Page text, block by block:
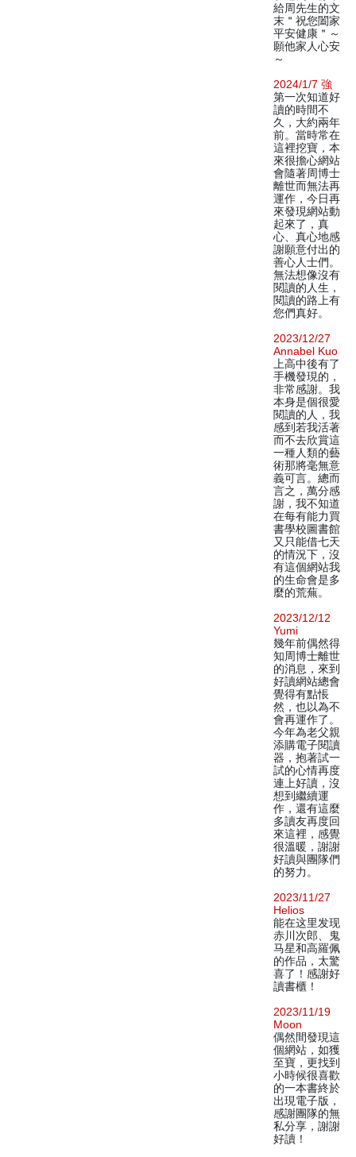
給周先生的文
末＂祝您闔家
平安健康＂～
願他家人心安
～
2024/1/7 強
第一次知道好
讀的時間不
久，大約兩年
前。當時常在
這裡挖寶，本
來很擔心網站
會隨著周博士
離世而無法再
運作，今日再
來發現網站動
起來了，真
心、真心地感
謝願意付出的
善心人士們。
無法想像沒有
閱讀的人生，
閱讀的路上有
您們真好。
2023/12/27
Annabel Kuo
上高中後有了
手機發現的，
非常感謝。我
本身是個很愛
閱讀的人，我
感到若我活著
而不去欣賞這
一種人類的藝
術那將毫無意
義可言。總而
言之，萬分感
謝，我不知道
在每有能力買
書學校圖書館
又只能借七天
的情況下，沒
有這個網站我
的生命會是多
麼的荒蕪。
2023/12/12
Yumi
幾年前偶然得
知周博士離世
的消息，來到
好讀網站總會
覺得有點悵
然，也以為不
會再運作了。
今年為老父親
添購電子閱讀
器，抱著試一
試的心情再度
連上好讀，沒
想到繼續運
作，還有這麼
多讀友再度回
來這裡，感覺
很溫暖，謝謝
好讀與團隊們
的努力。
2023/11/27
Helios
能在这里发现
赤川次郎、鬼
马星和高羅佩
的作品，太驚
喜了！感謝好
讀書櫃！
2023/11/19
Moon
偶然間發現這
個網站，如獲
至寶，更找到
小時候很喜歡
的一本書終於
出現電子版，
感謝團隊的無
私分享，謝謝
好讀！